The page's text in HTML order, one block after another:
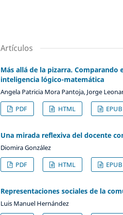
Artículos
Más allá de la pizarra.
inteligencia lógico-matemática
Angela Patricia Mora Pantoja, Jorge
PDF
HTML EPUB
Una mirada reflexiva del docente
Diomira González
PDF
HTML EPUB
Representaciones sociales de la
Luis Manuel Hernández